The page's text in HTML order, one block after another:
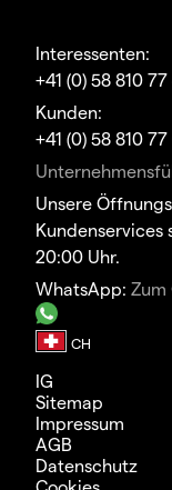
Interessenten:
+41 (0) 58 810
Kunden:
+41 (0) 58 810
Unsere
20:00 Uhr.
WhatsApp: Zum
IG
Sitemap
Impressum
AGB
Datenschutz